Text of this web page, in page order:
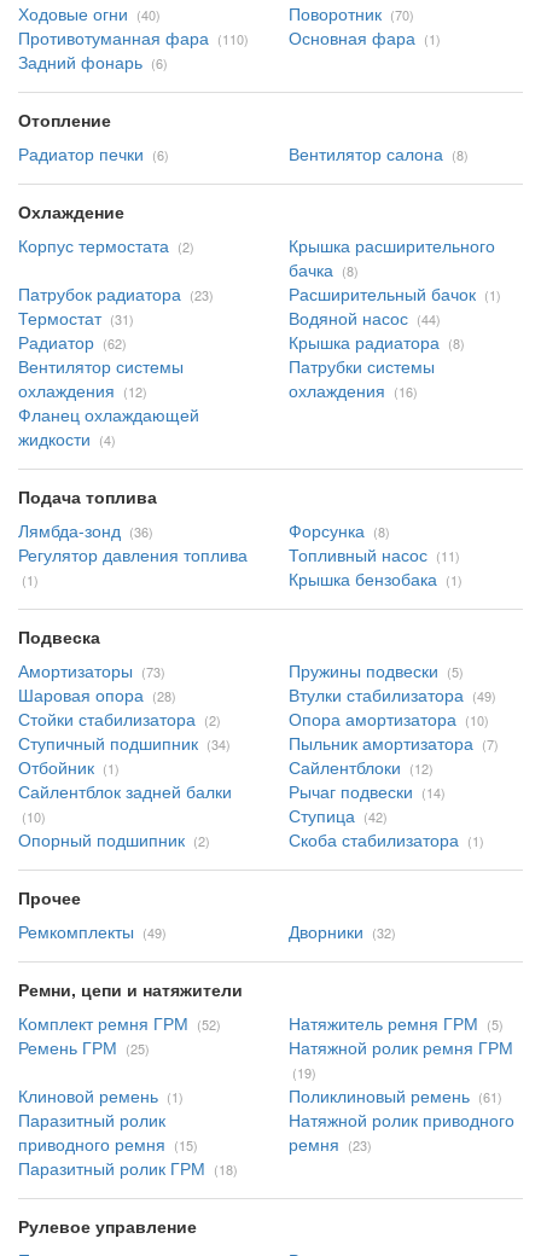
Ходовые огни (40) Поворотник (70)
Противотуманная фара (110) Основная фара (1)
Задний фонарь (6)
Отопление
Радиатор печки (6) Вентилятор салона (8)
Охлаждение
Корпус термостата (2)
Крышка расширительного
бачка (8)
Патрубок радиатора (23) Расширительный бачок (1)
Термостат (31) Водяной насос (44)
Радиатор (62) Крышка радиатора (8)
Вентилятор системы
охлаждения (12)
Патрубки системы
охлаждения (16)
Фланец охлаждающей
жидкости (4)
Подача топлива
Лямбда-зонд (36) Форсунка (8)
Регулятор давления топлива
(1)
Топливный насос (11)
Крышка бензобака (1)
Подвеска
Амортизаторы (73) Пружины подвески (5)
Шаровая опора (28) Втулки стабилизатора (49)
Стойки стабилизатора (2) Опора амортизатора (10)
Ступичный подшипник (34) Пыльник амортизатора (7)
Отбойник (1) Сайлентблоки (12)
Сайлентблок задней балки
(10)
Рычаг подвески (14)
Ступица (42)
Опорный подшипник (2) Скоба стабилизатора (1)
Прочее
Ремкомплекты (49) Дворники (32)
Ремни, цепи и натяжители
Комплект ремня ГРМ (52) Натяжитель ремня ГРМ (5)
Ремень ГРМ (25) Натяжной ролик ремня ГРМ
(19)
Клиновой ремень (1) Поликлиновый ремень (61)
Паразитный ролик
приводного ремня (15)
Натяжной ролик приводного
ремня (23)
Паразитный ролик ГРМ (18)
Рулевое управление